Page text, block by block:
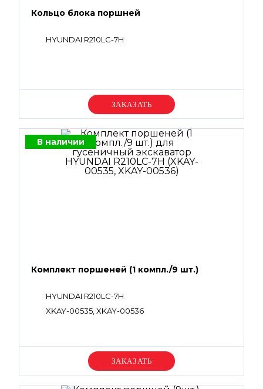
Кольцо блока поршней
HYUNDAI R210LC-7H
Уточняйте цену
В наличии
Комплект поршеней (1 компл./9 шт.)
HYUNDAI R210LC-7H
XKAY-00535, XKAY-00536
Уточняйте цену